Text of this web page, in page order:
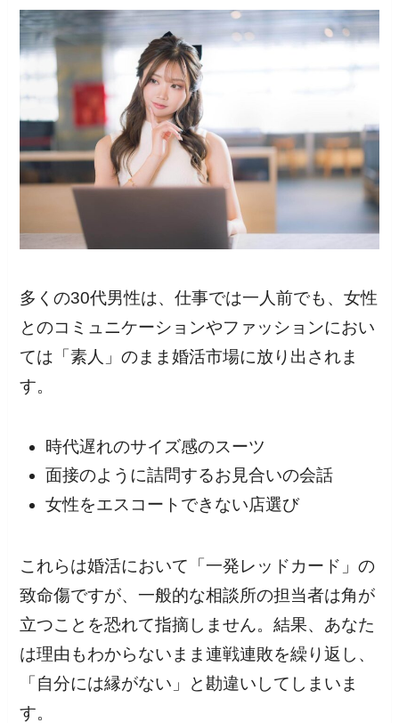
多くの30代男性は、仕事では一人前でも、女性
とのコミュニケーションやファッションにおい
ては「素人」のまま婚活市場に放り出されま
す。
時代遅れのサイズ感のスーツ
面接のように詰問するお見合いの会話
女性をエスコートできない店選び
これらは婚活において「一発レッドカード」の
致命傷ですが、一般的な相談所の担当者は角が
立つことを恐れて指摘しません。結果、あなた
は理由もわからないまま連戦連敗を繰り返し、
「自分には縁がない」と勘違いしてしまいま
す。